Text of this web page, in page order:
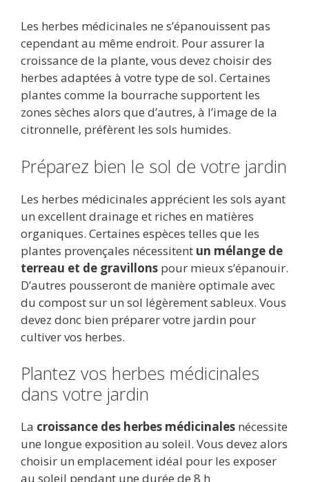
Les herbes médicinales ne s’épanouissent pas
cependant au même endroit. Pour assurer la
croissance de la plante, vous devez choisir des
herbes adaptées à votre type de sol. Certaines
plantes comme la bourrache supportent les
zones sèches alors que d’autres, à l’image de la
citronnelle, préfèrent les sols humides.
Préparez bien le sol de votre jardin
Les herbes médicinales apprécient les sols ayant
un excellent drainage et riches en matières
organiques. Certaines espèces telles que les
plantes provençales nécessitent un mélange de
terreau et de gravillons pour mieux s’épanouir.
D’autres pousseront de manière optimale avec
du compost sur un sol légèrement sableux. Vous
devez donc bien préparer votre jardin pour
cultiver vos herbes.
Plantez vos herbes médicinales
dans votre jardin
La croissance des herbes médicinales nécessite
une longue exposition au soleil. Vous devez alors
choisir un emplacement idéal pour les exposer
au soleil pendant une durée de 8 h